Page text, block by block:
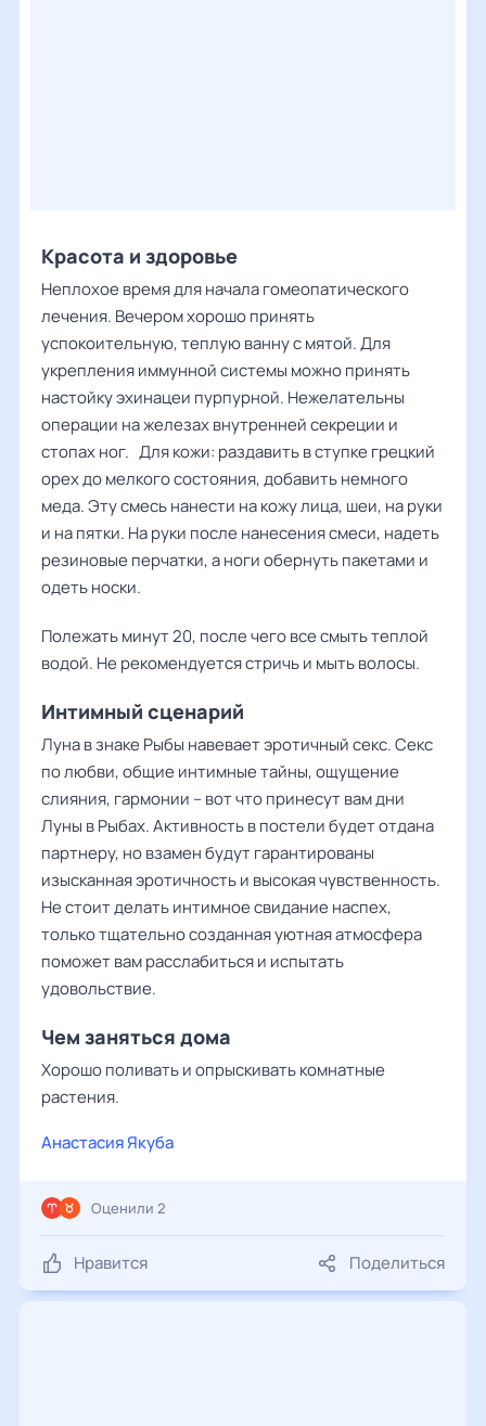
Красота и здоровье
Неплохое время для начала гомеопатического
лечения. Вечером хорошо принять
успокоительную, теплую ванну с мятой. Для
укрепления иммунной системы можно принять
настойку эхинацеи пурпурной. Нежелательны
операции на железах внутренней секреции и
стопах ног. Для кожи: раздавить в ступке грецкий
орех до мелкого состояния, добавить немного
меда. Эту смесь нанести на кожу лица, шеи, на руки
и на пятки. На руки после нанесения смеси, надеть
резиновые перчатки, а ноги обернуть пакетами и
одеть носки.
Полежать минут 20, после чего все смыть теплой
водой. Не рекомендуется стричь и мыть волосы.
Интимный сценарий
Луна в знаке Рыбы навевает эротичный секс. Секс
по любви, общие интимные тайны, ощущение
слияния, гармонии – вот что принесут вам дни
Луны в Рыбах. Активность в постели будет отдана
партнеру, но взамен будут гарантированы
изысканная эротичность и высокая чувственность.
Не стоит делать интимное свидание наспех,
только тщательно созданная уютная атмосфера
поможет вам расслабиться и испытать
удовольствие.
Чем заняться дома
Хорошо поливать и опрыскивать комнатные
растения.
Анастасия Якуба
Нравится Поделиться
Оценили 2